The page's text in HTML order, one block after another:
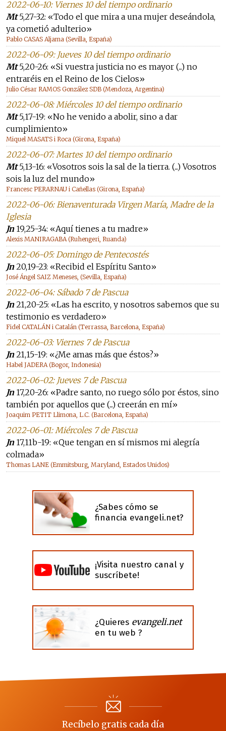
2022-06-10: Viernes 10 del tiempo ordinario
Mt5,27-32: «Todo el que mira a una mujer deseándola,
ya cometió adulterio»
Pablo CASAS Aljama (Sevilla, España)
2022-06-09: Jueves 10 del tiempo ordinario
Mt5,20-26: «Si vuestra justicia no es mayor (...) no
entraréis en el Reino de los Cielos»
Julio César RAMOS González SDB (Mendoza, Argentina)
2022-06-08: Miércoles 10 del tiempo ordinario
Mt5,17-19: «No he venido a abolir, sino a dar
cumplimiento»
Miquel MASATS i Roca (Girona, España)
2022-06-07: Martes 10 del tiempo ordinario
Mt5,13-16: «Vosotros sois la sal de la tierra. (...) Vosotros
sois la luz del mundo»
Francesc PERARNAU i Cañellas (Girona, España)
2022-06-06: Bienaventurada Virgen María, Madre de la
Iglesia
Jn19,25-34: «Aquí tienes a tu madre»
Alexis MANIRAGABA (Ruhengeri, Ruanda)
2022-06-05: Domingo de Pentecostés
Jn20,19-23: «Recibid el Espíritu Santo»
José Ángel SAIZ Meneses, (Sevilla, España)
2022-06-04: Sábado 7 de Pascua
Jn21,20-25: «Las ha escrito, y nosotros sabemos que su
testimonio es verdadero»
Fidel CATALÁN i Catalán (Terrassa, Barcelona, España)
2022-06-03: Viernes 7 de Pascua
Jn21,15-19: «¿Me amas más que éstos?»
Habel JADERA (Bogor, Indonesia)
2022-06-02: Jueves 7 de Pascua
Jn17,20-26: «Padre santo, no ruego sólo por éstos, sino
también por aquellos que (...) creerán en mí»
Joaquim PETIT Llimona, L.C. (Barcelona, España)
2022-06-01: Miércoles 7 de Pascua
Jn17,11b-19: «Que tengan en sí mismos mi alegría
colmada»
Thomas LANE (Emmitsburg, Maryland, Estados Unidos)
¿Sabes cómo se
financia evangeli.net?
¡Visita nuestro canal y
suscríbete!
¿Quieres evangeli.net
en tu web ?
Recíbelo gratis cada día